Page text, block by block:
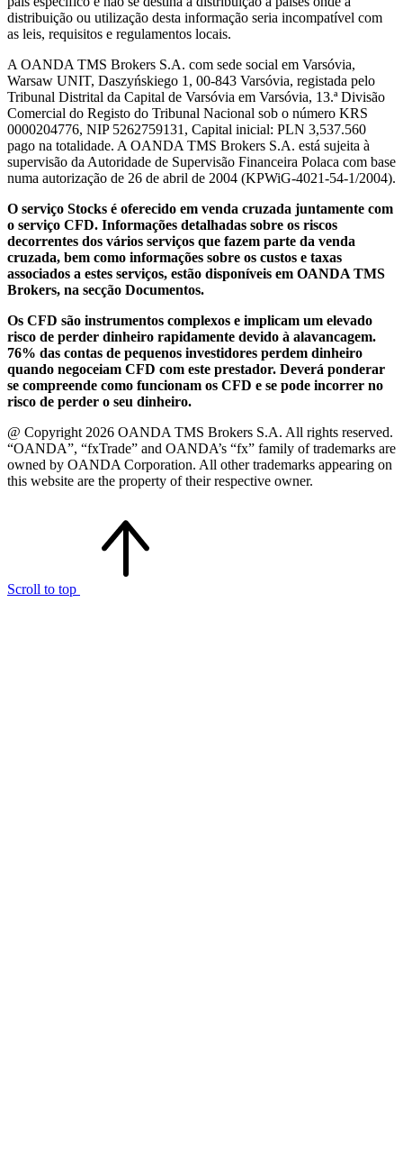
distribuição ou utilização desta informação seria incompatível com
as leis, requisitos e regulamentos locais.
A OANDA TMS Brokers S.A. com sede social em Varsóvia,
Warsaw UNIT, Daszyńskiego 1, 00-843 Varsóvia, registada pelo
Tribunal Distrital da Capital de Varsóvia em Varsóvia, 13.ª Divisão
Comercial do Registo do Tribunal Nacional sob o número KRS
0000204776, NIP 5262759131, Capital inicial: PLN 3,537.560
pago na totalidade. A OANDA TMS Brokers S.A. está sujeita à
supervisão da Autoridade de Supervisão Financeira Polaca com base
numa autorização de 26 de abril de 2004 (KPWiG-4021-54-1/2004).
O serviço Stocks é oferecido em venda cruzada juntamente com
o serviço CFD. Informações detalhadas sobre os riscos
decorrentes dos vários serviços que fazem parte da venda
cruzada, bem como informações sobre os custos e taxas
associados a estes serviços, estão disponíveis em OANDA TMS
Brokers, na secção Documentos.
Os CFD são instrumentos complexos e implicam um elevado
risco de perder dinheiro rapidamente devido à alavancagem.
76% das contas de pequenos investidores perdem dinheiro
quando negoceiam CFD com este prestador. Deverá ponderar
se compreende como funcionam os CFD e se pode incorrer no
risco de perder o seu dinheiro.
@ Copyright 2026 OANDA TMS Brokers S.A. All rights reserved.
“OANDA”, “fxTrade” and OANDA’s “fx” family of trademarks are
owned by OANDA Corporation. All other trademarks appearing on
this website are the property of their respective owner.
Scroll to top